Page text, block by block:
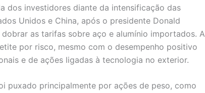
dos investidores diante da intensificação das
Unidos e China, após o presidente Donald
as tarifas sobre aço e alumínio importados. A
por risco, mesmo com o desempenho positivo
e de ações ligadas à tecnologia no exterior.
puxado principalmente por ações de peso, como